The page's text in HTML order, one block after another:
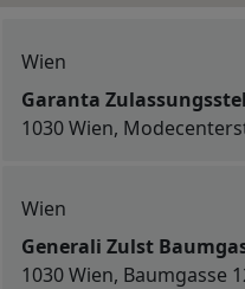
Wien
Garanta
1030 Wien,
Wien
Generali Zulst
1030 Wien, Baumgasse